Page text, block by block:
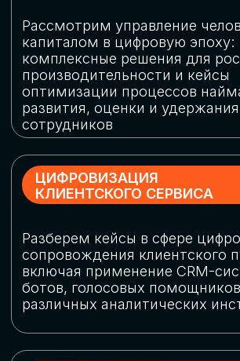
СКАЧАТЬ
ПРОГРАММУ
КОНФЕРЕНЦИИ
Оставьте заявку, мы направим вам
программу конференции
СКАЧАТЬ ПРОГРАММУ
СПИКЕРЫ
В конференции участвовали более 120 спикеров